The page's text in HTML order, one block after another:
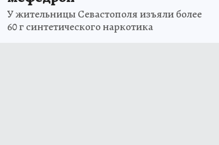
У жительницы Севастополя изъяли более
60 г синтетического наркотика